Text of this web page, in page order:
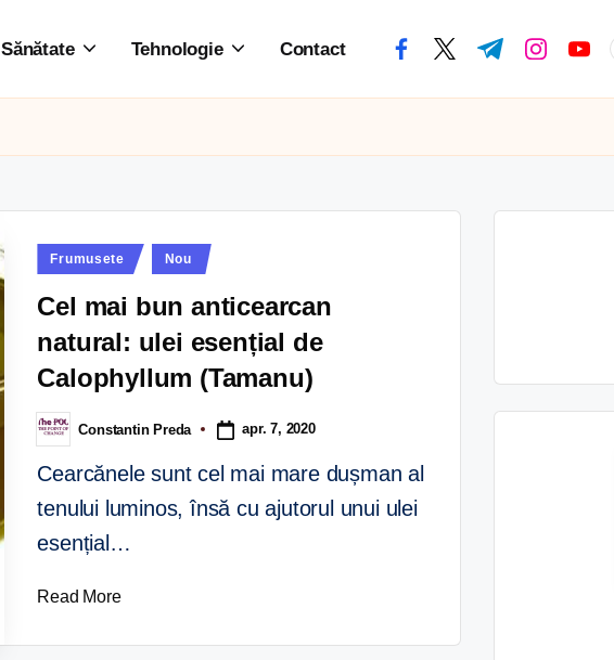
Sănătate Tehnologie Contact
Frumusete Nou
Cel mai bun anticearcan
natural: ulei esențial de
Calophyllum (Tamanu)
Constantin Preda apr. 7, 2020
Cearcănele sunt cel mai mare dușman al
tenului luminos, însă cu ajutorul unui ulei
esențial…
Read More